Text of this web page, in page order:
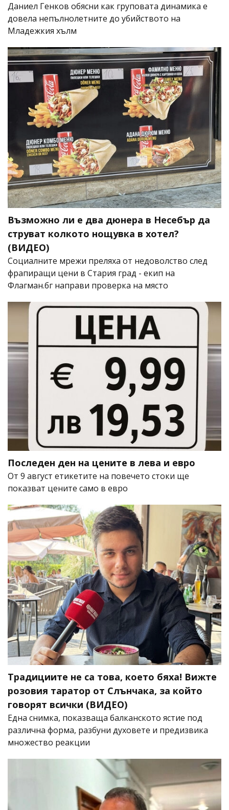
Даниел Генков обясни как груповата динамика е
довела непълнолетните до убийството на
Младежкия хълм
Възможно ли е два дюнера в Несебър да
струват колкото нощувка в хотел?
(ВИДЕО)
Социалните мрежи преляха от недоволство след
фрапиращи цени в Стария град - екип на
Флагман.бг направи проверка на място
Последен ден на цените в лева и евро
От 9 август етикетите на повечето стоки ще
показват цените само в евро
Традициите не са това, което бяха! Вижте
розовия таратор от Слънчака, за който
говорят всички (ВИДЕО)
Една снимка, показваща балканското ястие под
различна форма, разбуни духовете и предизвика
множество реакции